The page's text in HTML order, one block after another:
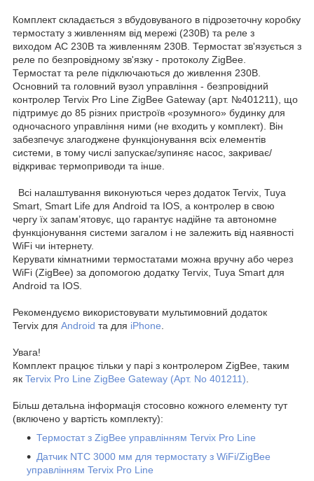
Комплект складається з вбудовуваного в підрозеточну коробку
термостату з живленням від мережі (230В) та реле з
виходом AC 230В та живленням 230В. Термостат зв'язується з
реле по безпровідному зв'язку - протоколу ZigBee.
Термостат та реле підключаються до живлення 230В.
Основний та головний вузол управління - безпровідний
контролер Tervix Pro Line ZigBee Gateway (арт. №401211), що
підтримує до 85 різних пристроїв «розумного» будинку для
одночасного управління ними (не входить у комплект). Він
забезпечує злагоджене функціонування всіх елементів
системи, в тому числі запускає/зупиняє насос, закриває/
відкриває термоприводи та інше.
Всі налаштування виконуються через додаток Tervix, Tuya
Smart, Smart Life для Android та IOS, а контролер в свою
чергу їх запам’ятовує, що гарантує надійне та автономне
функціонування системи загалом і не залежить від наявності
WiFi чи інтернету.
Керувати кімнатними термостатами можна вручну або через
WiFi (ZigBee) за допомогою додатку Tervix, Tuya Smart для
Android та IOS.
Рекомендуємо використовувати мультимовний додаток
Tervix для Android та для iPhone
Увага!
Комплект працює тільки у парі з контролером ZigBee, таким
як Tervix Pro Line ZigBee Gateway (Арт. No 401211)
Більш детальна інформація стосовно кожного елементу тут
(включено у вартість комплекту):
Термостат з ZigBee управлінням Tervix Pro Line
Датчик NTC 3000 мм для термостату з WiFi/ZigBee
управлінням Tervix Pro Line